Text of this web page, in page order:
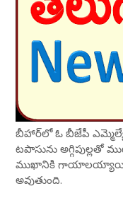
బీహార్‌లో ఓ బీజేపీ
టపాసును అగ్గిపుల్లతో
ముఖానికి గాయాలయ్యాయి.
అవుతుంది.